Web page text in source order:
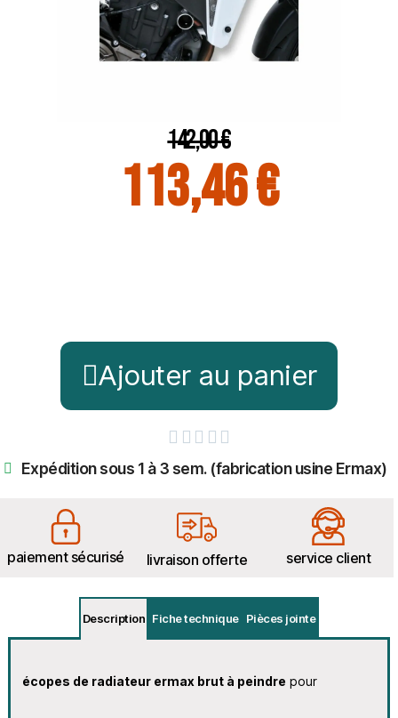
142,00 €
113,46 €
Ajouter au panier
    
Expédition sous 1 à 3 sem. (fabrication usine Ermax)
paiement sécurisé livraison offerte service client
Description Fiche technique Pièces jointe
écopes de radiateur ermax brut à peindre pour